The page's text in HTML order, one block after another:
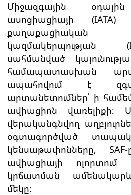
Միջազգային
ասոցիացիայի
քաղաքացիական
կազմակերպության
սահմանված
համապատասխան
ապահովում է
արտանետումներ՝ ի
ավիացիոն վառելիքի։
վերականգնվող
օգտագործված
կենսաթափոնները,
ավիացիայի ոլորտում
կրճատման
մեկը։